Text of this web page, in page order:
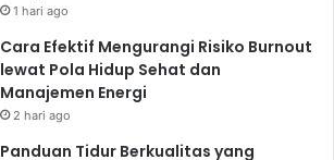
1 hari ago
Cara Efektif Mengurangi Risiko Burnout
lewat Pola Hidup Sehat dan
Manajemen Energi
2 hari ago
Panduan Tidur Berkualitas yang